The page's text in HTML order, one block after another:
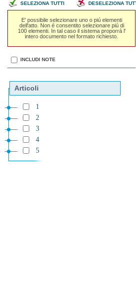
SELEZIONA TUTTI DESELEZIONA
E' possibile selezionare uno o piú elementi
dell'atto. Non é consentito selezionare piú di
100 elementi. In tal caso il sistema proporrá l'
intero documento nel formato richiesto.
INCLUDI NOTE
Articoli
1
2
3
4
5